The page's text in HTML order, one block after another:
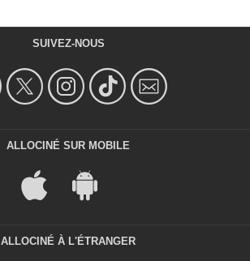
SUIVEZ-NOUS
ALLOCINÉ SUR MOBILE
ALLOCINÉ À L'ÉTRANGER